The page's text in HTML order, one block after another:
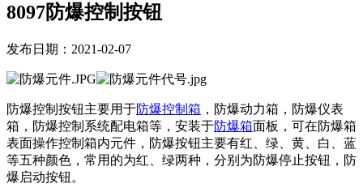
8097防爆控制按钮
发布日期：2021-02-07
防爆控制按钮主要用于防爆控制箱 ，防爆动力箱，防爆仪表
箱，防爆控制系统配电箱等，安装于防爆箱面板，可在防爆箱
表面操作控制箱内元件，防爆按钮主要有红、绿、黄、白、蓝
等五种颜色，常用的为红、绿两种，分别为防爆停止按钮，防
爆启动按钮。